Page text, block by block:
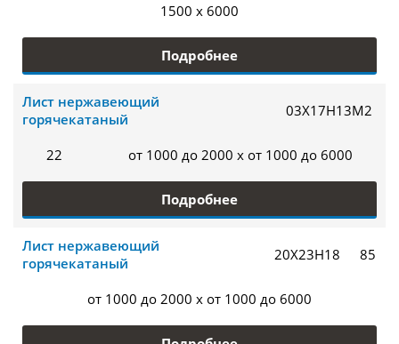
1500 x 6000
Подробнее
Лист нержавеющий
горячекатаный
03Х17Н13М2
22 от 1000 до 2000 x от 1000 до 6000
Подробнее
Лист нержавеющий
горячекатаный
20Х23Н18 85
от 1000 до 2000 x от 1000 до 6000